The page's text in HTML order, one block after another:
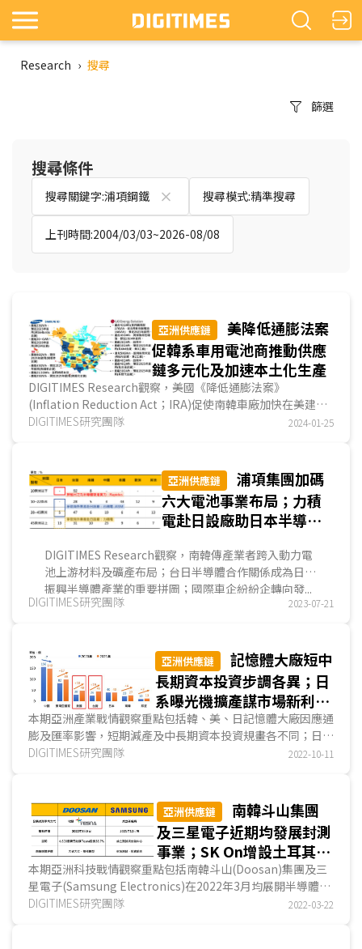
Research › 搜尋
篩選
搜尋條件
搜尋關鍵字:浦項鋼鐵 搜尋模式:精準搜尋
上刊時間:2004/03/03~2026-08/08
亞洲供應鏈
美降低通膨法案
促韓系車用電池商推動供應
鏈多元化及加速本土化生產
DIGITIMES Research觀察，美國《降低通膨法案》
(Inflation Reduction Act；IRA)促使南韓車廠加快在美建造
電動車(EV)專用工廠，亦帶動韓系車用電池製造商推動供應...
DIGITIMES研究團隊 2024-01-25
亞洲供應鏈
浦項集團加碼
六大電池事業布局；力積
電赴日設廠助日本半導體
車廠擴大全球布局
DIGITIMES Research觀察，南韓傳產業者跨入動力電
池上游材料及礦產布局；台日半導體合作關係成為日本
振興半導體產業的重要拼圖；國際車企紛紛企轉向發...
DIGITIMES研究團隊
2023-07-21
亞洲供應鏈
記憶體大廠短中
長期資本投資步調各異；日
系曝光機擴產謀市場新利
基；蘋果供應鏈正減少中國
生產據點
本期亞洲產業戰情觀察重點包括韓、美、日記憶體大廠因應通
膨及匯率影響，短期減產及中長期資本投資規畫各不同；日本
半導體曝光機大廠佳能(Canon)及尼康(Nikon)尋市場...
DIGITIMES研究團隊 2022-10-11
亞洲供應鏈
南韓斗山集團
及三星電子近期均發展封測
事業；SK On增設土耳其廠
力拼2025年全球產能達
220GWh；日本馬達廠
Mabuchi Motor搶進EV市
本期亞洲科技戰情觀察重點包括南韓斗山(Doosan)集團及三
星電子(Samsung Electronics)在2022年3月均展開半導體封
測新布局；SK On持續在亞、美、歐洲擴產，並與車廠...
DIGITIMES研究團隊 2022-03-22